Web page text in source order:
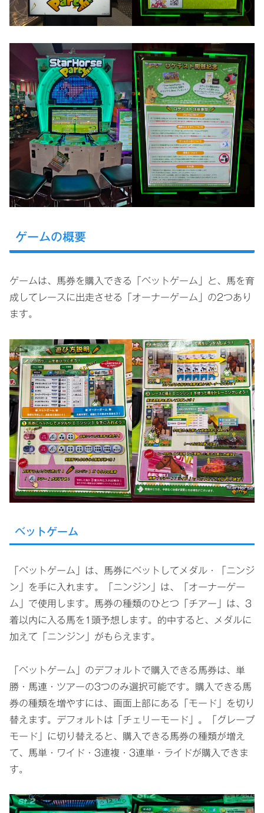
ゲームの概要
ゲームは、馬券を購入できる「ベットゲーム」と、馬を育
成してレースに出走させる「オーナーゲーム」の2つあり
ます。
ベットゲーム
「ベットゲーム」は、馬券にベットしてメダル・「ニンジ
ン」を手に入れます。「ニンジン」は、「オーナーゲー
ム」で使用します。馬券の種類のひとつ「チアー」は、3
着以内に入る馬を1頭予想します。的中すると、メダルに
加えて「ニンジン」がもらえます。
「ベットゲーム」のデフォルトで購入できる馬券は、単
勝・馬連・ツアーの3つのみ選択可能です。購入できる馬
券の種類を増やすには、画面上部にある「モード」を切り
替えます。デフォルトは「チェリーモード」。「グレープ
モード」に切り替えると、購入できる馬券の種類が増え
て、馬単・ワイド・3連複・3連単・ライドが購入できま
す。